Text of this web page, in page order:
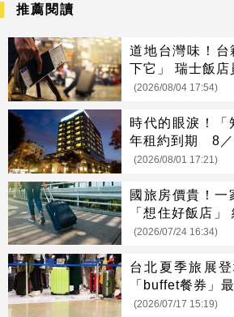
推薦閱讀
道地台灣味！台
下它」 瑞士飯店
(2026/08/04 17:54)
時代的眼淚！「
年租約到期 8／
(2026/08/01 17:21)
國旅房價貴！一
「想住好飯店
解方
(2026/07/24 16:34)
台北夏季旅展
「buffet餐券」
(2026/07/17 15:19)